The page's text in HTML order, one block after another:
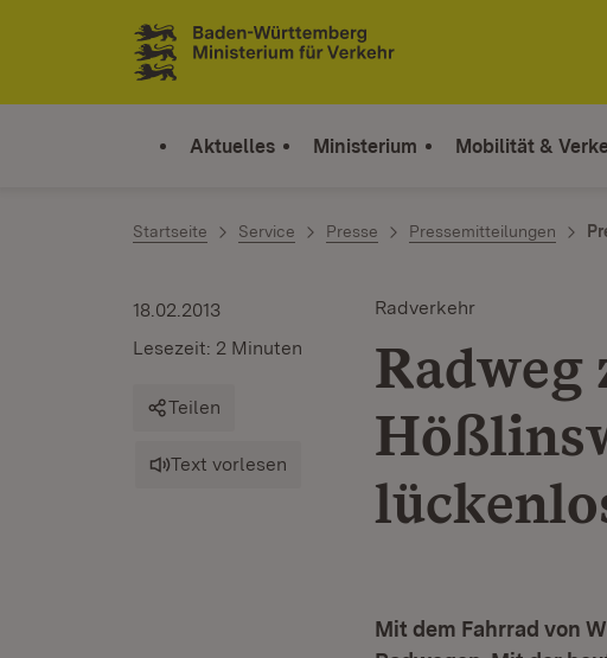
Zum Inhalt springen
Link zur Startseite
Aktuelles Ministerium Mobilität &
Startseite Service Presse Pressemitteilungen
Radverkehr
Radweg
18.02.2013
Lesezeit: 2 Minuten
Teilen
Text vorlesen
Mit dem Fahrrad von